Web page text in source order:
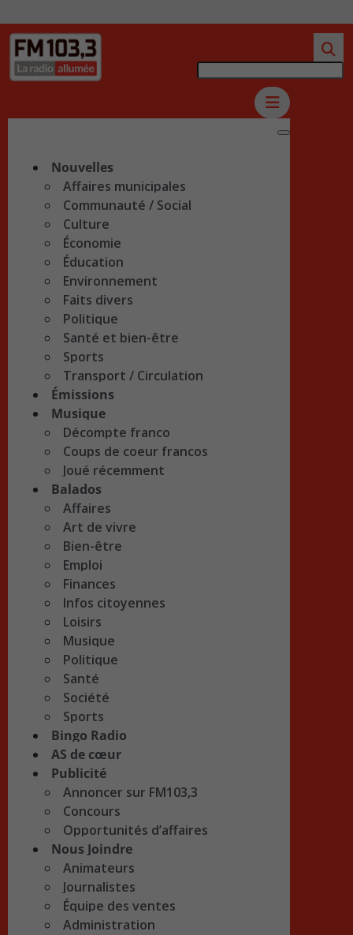
Nouvelles
Affaires municipales
Communauté / Social
Culture
Économie
Éducation
Environnement
Faits divers
Politique
Santé et bien-être
Sports
Transport / Circulation
Émissions
Musique
Décompte franco
Coups de coeur francos
Joué récemment
Balados
Affaires
Art de vivre
Bien-être
Emploi
Finances
Infos citoyennes
Loisirs
Musique
Politique
Santé
Société
Sports
Bingo Radio
AS de cœur
Publicité
Annoncer sur FM103,3
Concours
Opportunités d’affaires
Nous Joindre
Animateurs
Journalistes
Équipe des ventes
Administration